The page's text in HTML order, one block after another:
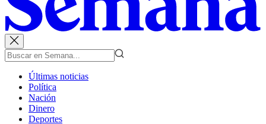
Últimas noticias
Política
Nación
Dinero
Deportes